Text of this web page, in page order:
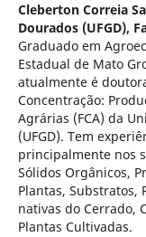
Cleberton Correia
Dourados (UFGD),
Graduado em
Estadual de Mato
atualmente é
Concentração:
Agrárias (FCA) da
(UFGD). Tem
principalmente nos
Sólidos Orgânicos,
Plantas, Substratos,
nativas do Cerrado,
Plantas Cultivadas.